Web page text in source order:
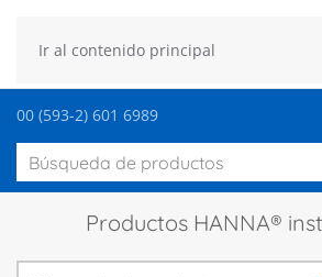
Ir al contenido principal
00 (593-2) 601 6989
Productos HANNA®